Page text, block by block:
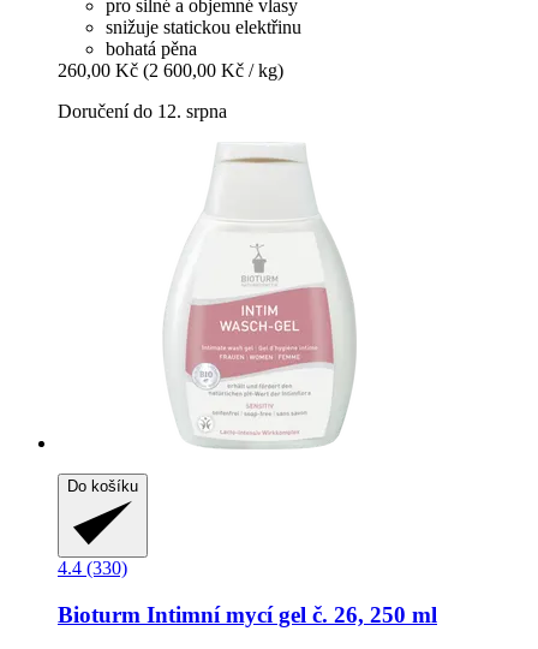
pro silné a objemné vlasy
snižuje statickou elektřinu
bohatá pěna
260,00 Kč (2 600,00 Kč / kg)
Doručení do 12. srpna
Do košíku
4.4 (330)
Bioturm Intimní mycí gel č. 26, 250 ml